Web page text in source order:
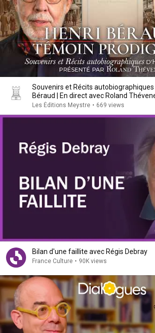
Souvenirs et Récits autobiographiques
Béraud | En direct avec Roland
Les Éditions Meystre • 669 views
Bilan d'une faillite avec Régis Debray
France Culture • 90K views